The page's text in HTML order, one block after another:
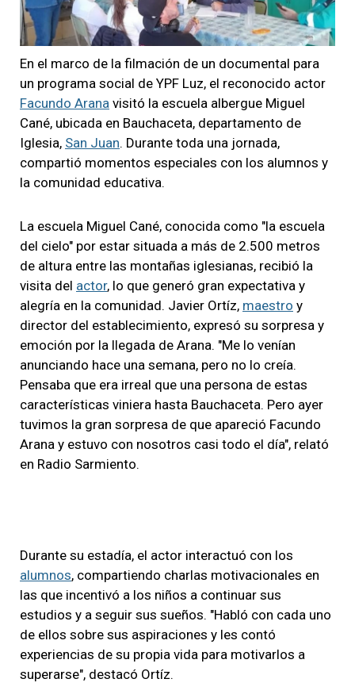
En el marco de la filmación de un documental para
un programa social de YPF Luz, el reconocido actor
Facundo Arana visitó la escuela albergue Miguel
Cané, ubicada en Bauchaceta, departamento de
Iglesia, San Juan. Durante toda una jornada,
compartió momentos especiales con los alumnos y
la comunidad educativa.
La escuela Miguel Cané, conocida como "la escuela
del cielo" por estar situada a más de 2.500 metros
de altura entre las montañas iglesianas, recibió la
visita del actor, lo que generó gran expectativa y
alegría en la comunidad. Javier Ortíz, maestro y
director del establecimiento, expresó su sorpresa y
emoción por la llegada de Arana. "Me lo venían
anunciando hace una semana, pero no lo creía.
Pensaba que era irreal que una persona de estas
características viniera hasta Bauchaceta. Pero ayer
tuvimos la gran sorpresa de que apareció Facundo
Arana y estuvo con nosotros casi todo el día", relató
en Radio Sarmiento.
Durante su estadía, el actor interactuó con los
alumnos, compartiendo charlas motivacionales en
las que incentivó a los niños a continuar sus
estudios y a seguir sus sueños. "Habló con cada uno
de ellos sobre sus aspiraciones y les contó
experiencias de su propia vida para motivarlos a
superarse", destacó Ortíz.